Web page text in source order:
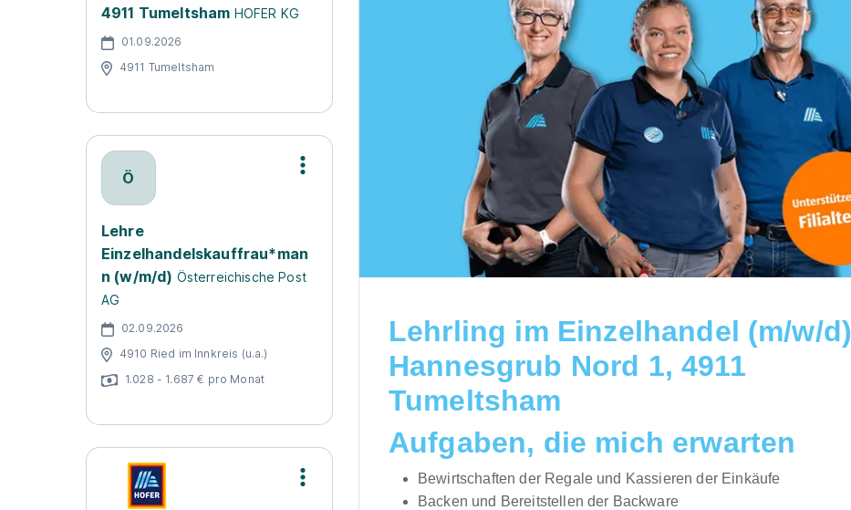
4911 Tumeltsham HOFER KG
01.09.2026
4911 Tumeltsham
Ö
Lehre
Einzelhandelskauffrau*man
n (w/m/d) Österreichische Post
AG
02.09.2026
4910 Ried im Innkreis (u.a.)
1.028 - 1.687 € pro Monat
Lehrling im Einzelhandel (m/w/d)
Hannesgrub Nord 1, 4911
Tumeltsham
Aufgaben, die mich erwarten
Bewirtschaften der Regale und Kassieren der Einkäufe
Backen und Bereitstellen der Backware